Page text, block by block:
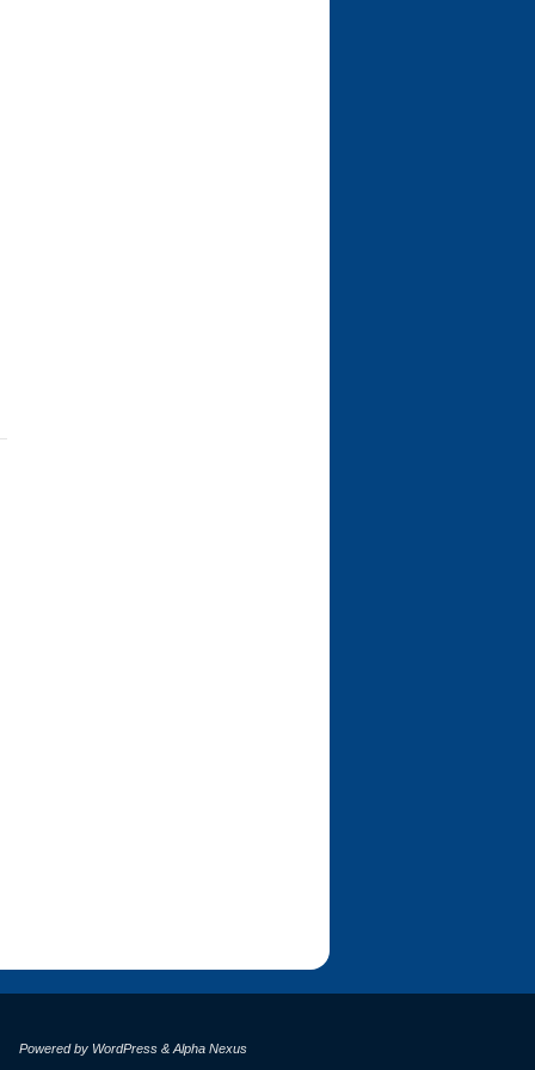
Powered by WordPress & Alpha Nexus